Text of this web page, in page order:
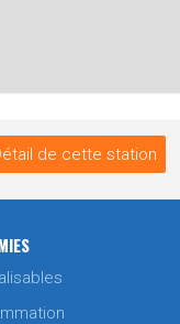
de cette station